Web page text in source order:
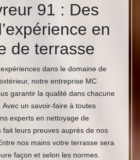
91 : Des
en
de terrasse
dans le domaine de
notre entreprise MC
garantir la qualité dans chacune
un savoir-faire à toutes
experts en nettoyage de
fait leurs preuves auprès de nos
nos mains votre terrasse sera
façon et selon les normes.